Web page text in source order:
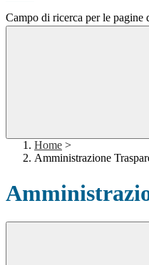
Campo di ricerca per le pagine
Home >
Amministrazione